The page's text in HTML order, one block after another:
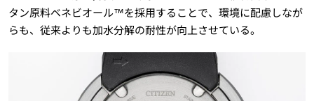
タン原料ベネビオール™を採用することで、環境に配慮しなが
らも、従来よりも加水分解の耐性が向上させている。